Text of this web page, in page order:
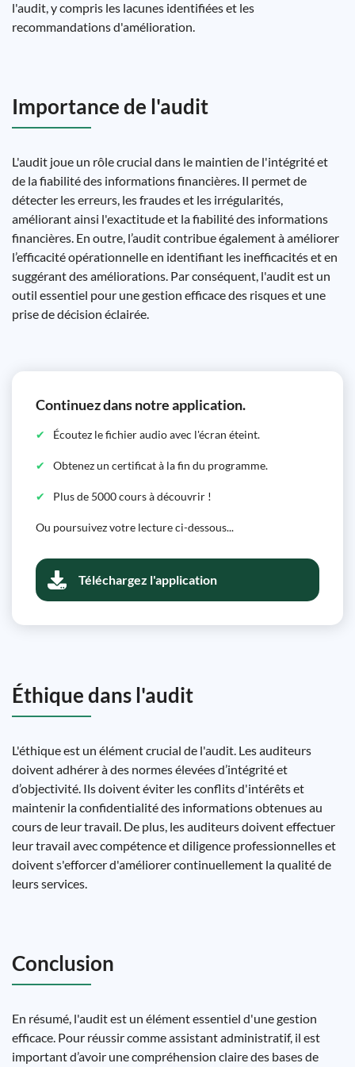
l'audit, y compris les lacunes identifiées et les
recommandations d'amélioration.
Importance de l'audit
L'audit joue un rôle crucial dans le maintien de l'intégrité et
de la fiabilité des informations financières. Il permet de
détecter les erreurs, les fraudes et les irrégularités,
améliorant ainsi l'exactitude et la fiabilité des informations
financières. En outre, l’audit contribue également à améliorer
l’efficacité opérationnelle en identifiant les inefficacités et en
suggérant des améliorations. Par conséquent, l'audit est un
outil essentiel pour une gestion efficace des risques et une
prise de décision éclairée.
Continuez dans notre application.
Écoutez le fichier audio avec l'écran éteint.
Obtenez un certificat à la fin du programme.
Plus de 5000 cours à découvrir !
Ou poursuivez votre lecture ci-dessous...
Téléchargez l'application
Éthique dans l'audit
L'éthique est un élément crucial de l'audit. Les auditeurs
doivent adhérer à des normes élevées d’intégrité et
d’objectivité. Ils doivent éviter les conflits d'intérêts et
maintenir la confidentialité des informations obtenues au
cours de leur travail. De plus, les auditeurs doivent effectuer
leur travail avec compétence et diligence professionnelles et
doivent s'efforcer d'améliorer continuellement la qualité de
leurs services.
Conclusion
En résumé, l'audit est un élément essentiel d'une gestion
efficace. Pour réussir comme assistant administratif, il est
important d’avoir une compréhension claire des bases de